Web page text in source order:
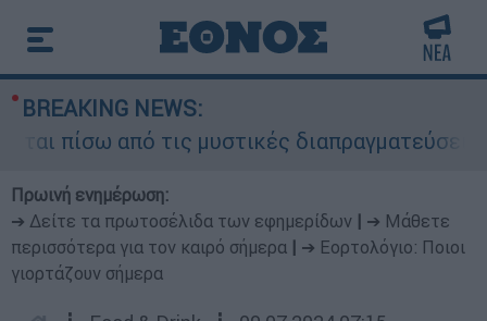
BREAKING NEWS:
από τις μυστικές διαπραγματεύσεις και
Πρωινή ενημέρωση:
➔ Δείτε τα πρωτοσέλιδα των εφημερίδων
➔ Μάθετε
περισσότερα για τον καιρό σήμερα
➔ Εορτολόγιο: Ποιοι
γιορτάζουν σήμερα